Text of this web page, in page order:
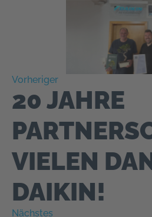
Vorheriger
20 JAHRE
VIELEN
DAIKIN!
Nächstes